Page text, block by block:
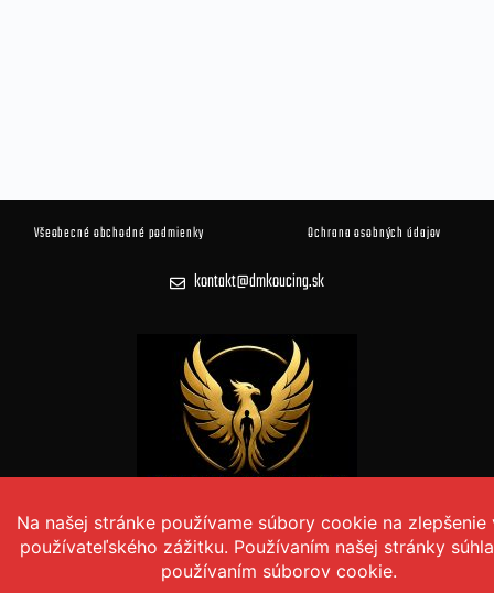
Všeobecné obchodné podmienky Ochrana osobných údajov
kontakt@dmkoucing.sk
© 2026 DM KOUČING Všetky práva vyhradené